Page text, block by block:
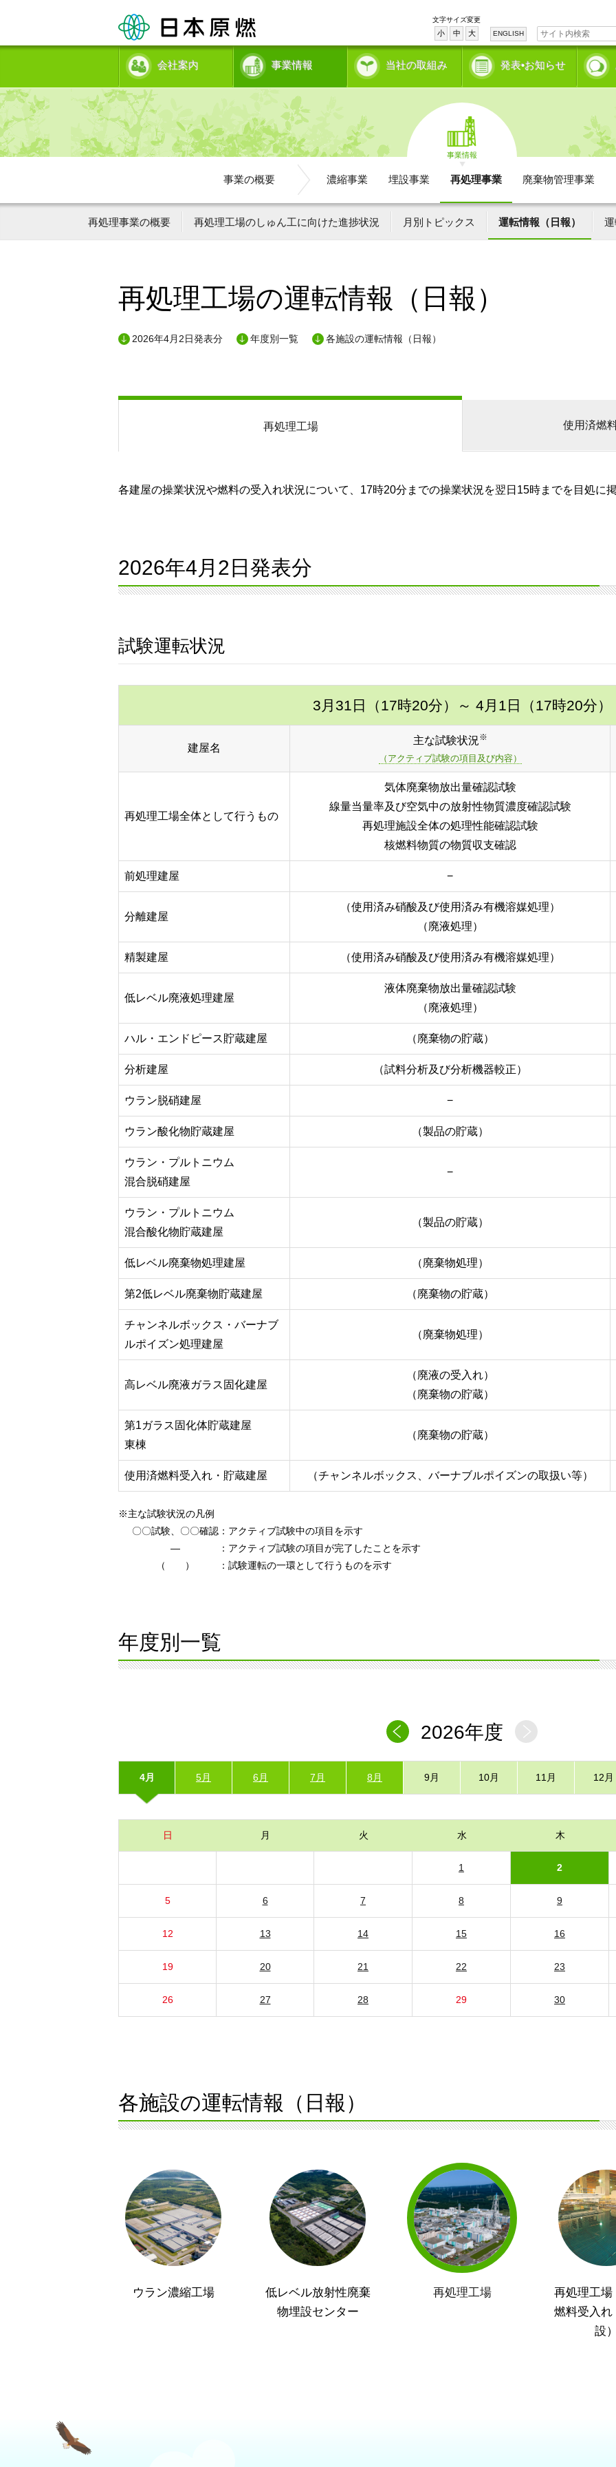
文字サイズ変更
小 中 大 ENGLISH
会社案内 事業情報 当社の取組み 発表•お知らせ
事業情報
事業の概要 濃縮事業 埋設事業 再処理事業 廃棄物管理事業
再処理事業の概要 再処理工場のしゅん工に向けた進捗状況 月別トピックス 運転情報（日報）
再処理工場の運転情報（日報）
2026年4月2日発表分 年度別一覧 各施設の運転情報（日報）
再処理工場 使用済燃
各建屋の操業状況や燃料の受入れ状況について、17時20分までの操業状況を翌日15時までを目処に
2026年4月2日発表分
試験運転状況
3月31日（17時20分） ～ 4月1日（17時20分）
建屋名
主な試験状況※
（アクティブ試験の項目及び内容）
再処理工場全体として行うもの
気体廃棄物放出量確認試験
線量当量率及び空気中の放射性物質濃度確認試験
再処理施設全体の処理性能確認試験
核燃料物質の物質収支確認
前処理建屋 −
分離建屋
（使用済み硝酸及び使用済み有機溶媒処理）
（廃液処理）
精製建屋 （使用済み硝酸及び使用済み有機溶媒処理）
低レベル廃液処理建屋
液体廃棄物放出量確認試験
（廃液処理）
ハル・エンドピース貯蔵建屋 （廃棄物の貯蔵）
分析建屋 （試料分析及び分析機器較正）
ウラン脱硝建屋 −
ウラン酸化物貯蔵建屋 （製品の貯蔵）
ウラン・プルトニウム
混合脱硝建屋
−
ウラン・プルトニウム
混合酸化物貯蔵建屋
（製品の貯蔵）
低レベル廃棄物処理建屋 （廃棄物処理）
第2低レベル廃棄物貯蔵建屋 （廃棄物の貯蔵）
チャンネルボックス・バーナブ
ルポイズン処理建屋
（廃棄物処理）
高レベル廃液ガラス固化建屋
（廃液の受入れ）
（廃棄物の貯蔵）
第1ガラス固化体貯蔵建屋
東棟
（廃棄物の貯蔵）
使用済燃料受入れ・貯蔵建屋 （チャンネルボックス、バーナブルポイズンの取扱い等）
※主な試験状況の凡例
〇〇試験、〇〇確認 ：アクティブ試験中の項目を示す
―
：アクティブ試験の項目が完了したことを示す
（ ）
：試験運転の一環として行うものを示す
年度別一覧
2026年度
4月 5月 6月 7月 8月 9月 10月 11月 12月
日 月 火 水 木
1 2
5 6 7 8 9
12 13 14 15 16
19 20 21 22 23
26 27 28 29 30
各施設の運転情報（日報）
ウラン濃縮工場
低レベル放射性廃棄
物埋設センター
再処理工場
再処理工場
燃料受入れ
設